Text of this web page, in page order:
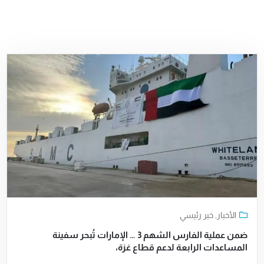
الأخبار ,خبر رئيسي
ضمن عملية الفارس الشهم 3 … الإمارات تُبحر سفينة
المساعدات الرابعة لدعم قطاع غزة،